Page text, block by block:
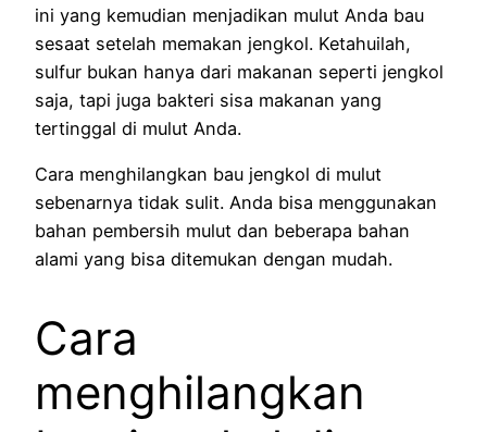
ini yang kemudian menjadikan mulut Anda bau
sesaat setelah memakan jengkol. Ketahuilah,
sulfur bukan hanya dari makanan seperti jengkol
saja, tapi juga bakteri sisa makanan yang
tertinggal di mulut Anda.
Cara menghilangkan bau jengkol di mulut
sebenarnya tidak sulit. Anda bisa menggunakan
bahan pembersih mulut dan beberapa bahan
alami yang bisa ditemukan dengan mudah.
Cara
menghilangkan